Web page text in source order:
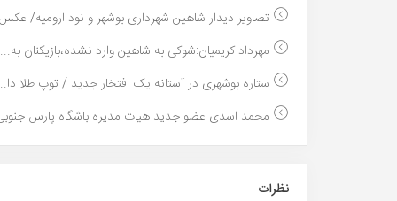
تصاویر دیدار شاهین شهرداری بوشهر و نود ارومیه/
مهرداد کریمیان:شوکی به شاهین وارد نشده،بازیکنان به...
ستاره بوشهری در آستانه یک افتخار جدید / توپ طلا
محمد اسدی عضو جدید هیات مدیره باشگاه پارس
نظرات